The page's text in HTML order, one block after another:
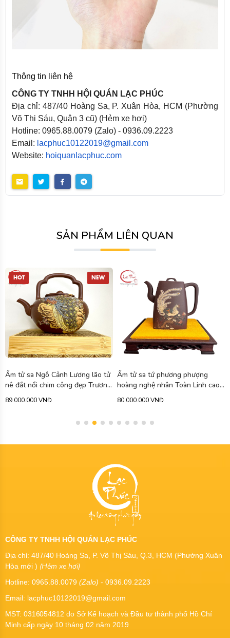
Thông tin liên hệ
CÔNG TY TNHH HỘI QUÁN LẠC PHÚC
Địa chỉ: 487/40 Hoàng Sa, P. Xuân Hòa, HCM (Phường
Võ Thị Sáu, Quận 3 cũ) (Hẻm xe hơi)
Hotline: 0965.88.0079 (Zalo) - 0936.09.2223
Email: lacphuc10122019@gmail.com
Website: hoiquanlacphuc.com
SẢN PHẨM LIÊN QUAN
HOT NEW
Ấm tử sa Ngô Cảnh Lương lão tử
nê đắt nổi chim công đẹp Trương
Tiểu Linh 850ml ATS402
89.000.000 VNĐ
Ấm tử sa tứ phương phượng
hoàng nghệ nhân Toàn Linh cao
cấp 750ml ATS471
80.000.000 VNĐ
CÔNG TY TNHH HỘI QUÁN LẠC PHÚC
Địa chỉ: 487/40 Hoàng Sa, P. Võ Thị Sáu, Q.3, HCM (Phường Xuân
Hòa mới ) (Hẻm xe hơi)
Hotline: 0965.88.0079 (Zalo) - 0936.09.2223
Email: lacphuc10122019@gmail.com
MST: 0316054812 do Sở Kế hoạch và Đầu tư thành phố Hồ Chí
Minh cấp ngày 10 tháng 02 năm 2019